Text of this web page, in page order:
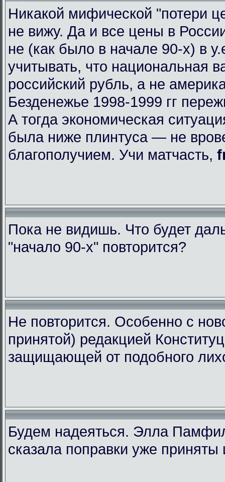
Никакой мифической "потери
не вижу. Да и все цены в
не (как было в начале 90-х) в
учитывать, что национальная
российский рубль, а не
Безденежье 1998-1999 гг
А тогда экономическая
была ниже плинтуса — не
благополучием. Учи матчасть,
Пока не видишь. Что будет
"начало 90-х" повторится?
Не повторится. Особенно с
принятой) редакцией
защищающей от подобного
Будем надеяться. Элла
сказала поправки уже